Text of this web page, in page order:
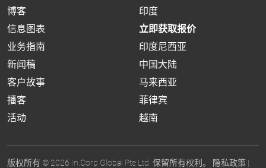
博客
信息图表
业务指南
新闻稿
客户故事
播客
活动
印度
立即获取报价
印度尼西亚
中国大陆
马来西亚
菲律宾
越南
版权所有 © 2026 In.Corp Global Pte Ltd. 保留所有权利。 隐私政策 |